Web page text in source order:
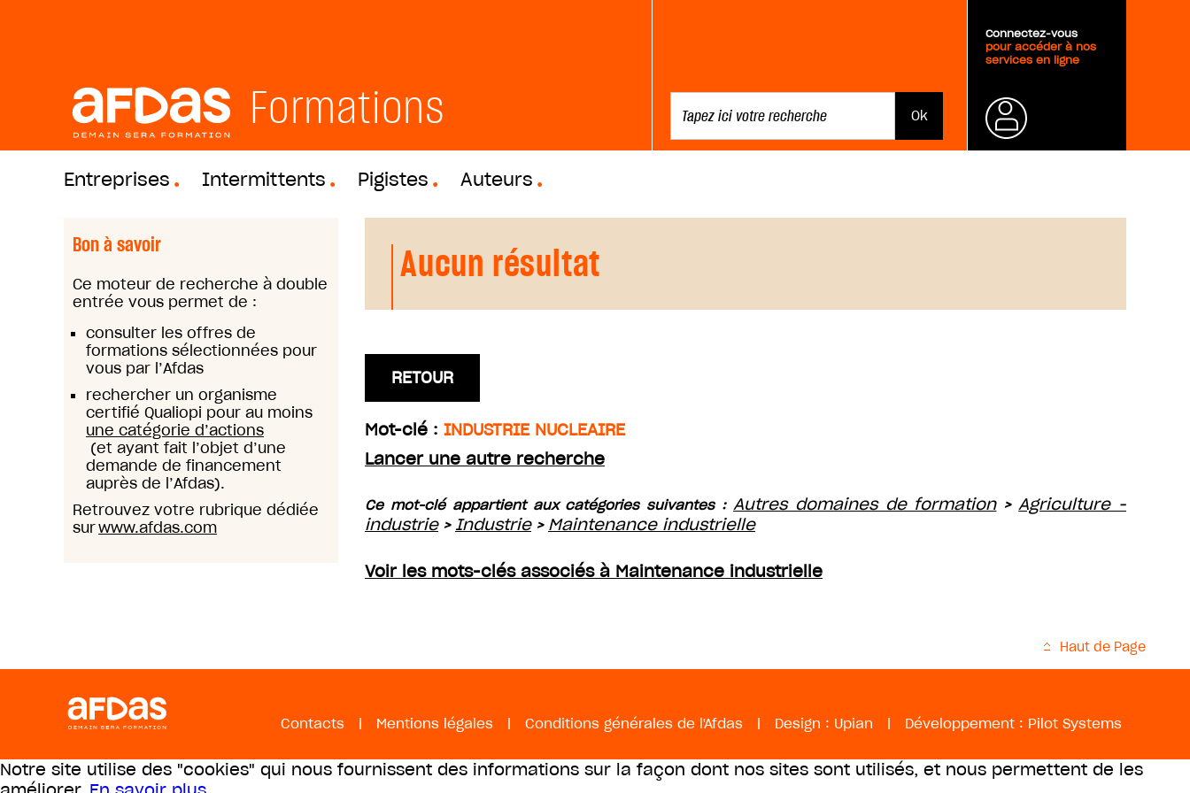
Formations
Connectez-vous
pour accéder à nos
services en ligne
Entreprises Intermittents Pigistes Auteurs
Bon à savoir
Ce moteur de recherche à double
entrée vous permet de :
consulter les offres de
formations sélectionnées pour
vous par l’Afdas
rechercher un organisme
certifié Qualiopi pour au moins
une catégorie d’actions
(et ayant fait l’objet d’une
demande de financement
auprès de l’Afdas).
Retrouvez votre rubrique dédiée
surwww.afdas.com
Aucun résultat
RETOUR
Mot-clé : INDUSTRIE NUCLEAIRE
Lancer une autre recherche
Ce mot-clé appartient aux catégories suivantes : Autres domaines de formation>Agriculture -
industrie> Industrie> Maintenance industrielle
Voir les mots-clés associés à Maintenance industrielle
Haut de Page
Contacts | Mentions légales | Conditions générales de l'Afdas | Design : Upian | Développement : Pilot Systems
Notre site utilise des "cookies" qui nous fournissent des informations sur la façon dont nos sites sont utilisés, et nous permettent de les